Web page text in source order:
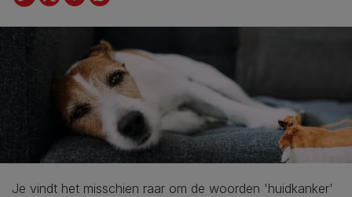
Je vindt het misschien raar om de woorden 'huidkanker'